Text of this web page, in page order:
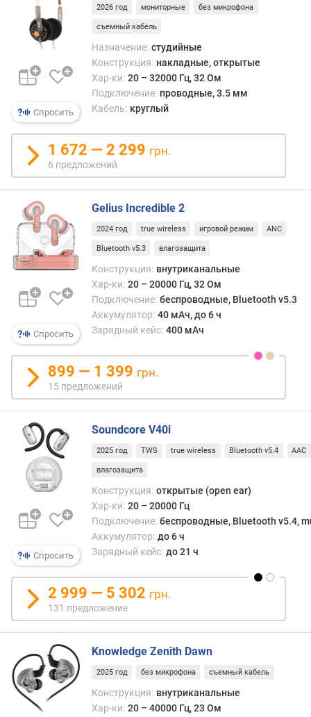
к
е
р
п
о
в
о
д
к
а
б
л
я
д
л
н
а
а
б
е
л
я
(
м
)
р
а
и
у
д
с
в
я
(
м
)
Спросить
2026 год мониторные без микрофона
съемный кабель
Назначение: студийные
Конструкция: накладные, открытые
Хар-ки: 20 – 32000 Гц, 32 Ом
Подключение: проводные, 3.5 мм
Кабель: круглый
1 672 — 2 299 грн.
6 предложений
Спросить
Gelius Incredible 2
2024 год true wireless игровой режим ANC
Bluetooth v5.3 влагозащита
Конструкция: внутриканальные
Хар-ки: 20 – 20000 Гц, 32 Ом
Подключение: беспроводные, Bluetooth v5.3
Аккумулятор: 40 мАч, до 6 ч
Зарядный кейс: 400 мАч
899 — 1 399 грн.
15 предложений
Спросить
Soundcore V40i
2025 год TWS true wireless Bluetooth v5.4 AAC
влагозащита
Конструкция: открытые (open ear)
Хар-ки: 20 – 20000 Гц
Подключение: беспроводные, Bluetooth v5.4,
Аккумулятор: до 6 ч
Зарядный кейс: до 21 ч
2 999 — 5 302 грн.
131 предложение
Knowledge Zenith Dawn
2025 год без микрофона съемный кабель
Конструкция: внутриканальные
Хар-ки: 20 – 40000 Гц, 23 Ом